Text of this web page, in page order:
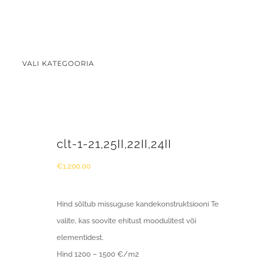
VALI KATEGOORIA
clt-1-21,25II,22II,24II
€1,200.00
Hind sõltub missuguse kandekonstruktsiooni Te
valite, kas soovite ehitust moodulitest või
elementidest.
Hind 1200 – 1500 €/m2